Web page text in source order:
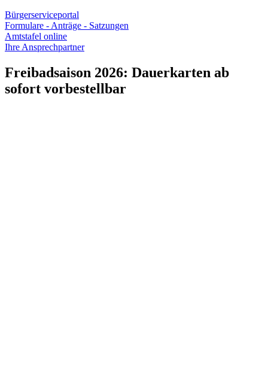
Bürgerserviceportal
Formulare - Anträge - Satzungen
Amtstafel online
Ihre Ansprechpartner
Freibadsaison 2026: Dauerkarten ab
sofort vorbestellbar